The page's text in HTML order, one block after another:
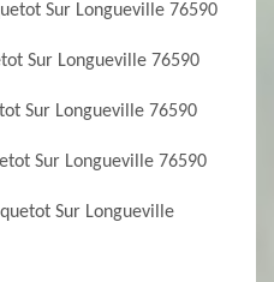
Sur Longueville 76590
Sur Longueville 76590
Sur Longueville 76590
Sur Longueville 76590
Sur Longueville